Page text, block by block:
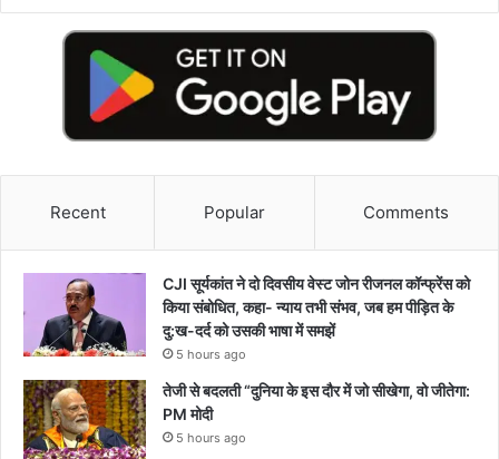
Recent Popular Comments
CJI सूर्यकांत ने दो दिवसीय वेस्ट जोन रीजनल कॉन्फ्रेंस को
किया संबोधित, कहा- न्याय तभी संभव, जब हम पीड़ित के
दु:ख-दर्द को उसकी भाषा में समझें
5 hours ago
तेजी से बदलती “दुनिया के इस दौर में जो सीखेगा, वो जीतेगा:
PM मोदी
5 hours ago